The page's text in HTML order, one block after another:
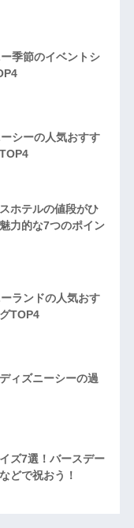
季節のイベントシ
シーの人気おすす
ホテルの値段がひ
力的な7つのポイン
ランドの人気おす
TOP4
ィズニーシーの過
ズ7選！バースデー
どで祝おう！